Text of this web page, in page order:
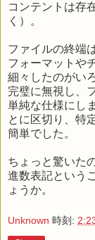
コンテントは存
く）。
ファイルの終端
フォーマットや
細々したのがい
完璧に無視し、
単純な仕様にし
とに区切り、特
簡単でした。
ちょっと驚いた
進数表記という
ょうか。
Unknown 時刻: